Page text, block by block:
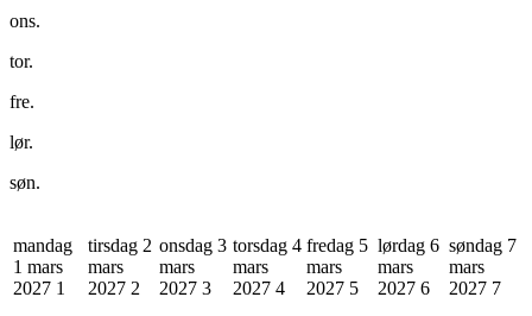
ons.
tor.
fre.
lør.
søn.
mandag
1 mars
2027 1
tirsdag 2
mars
2027 2
onsdag 3
mars
2027 3
torsdag 4
mars
2027 4
fredag 5
mars
2027 5
lørdag 6
mars
2027 6
søndag 7
mars
2027 7